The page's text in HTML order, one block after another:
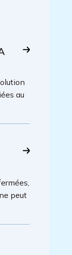
au
peut